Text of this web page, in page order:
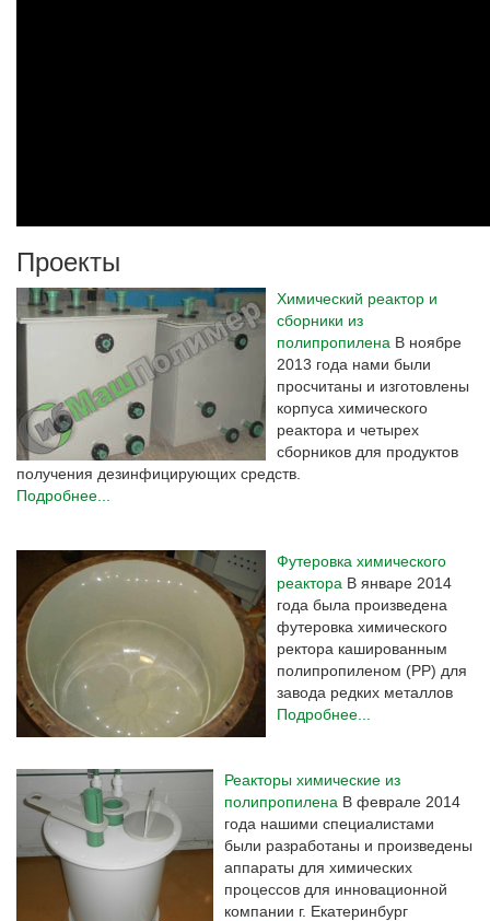
Проекты
Химический реактор и
сборники из
полипропилена В ноябре
2013 года нами были
просчитаны и изготовлены
корпуса химического
реактора и четырех
сборников для продуктов
получения дезинфицирующих средств.
Подробнее...
Футеровка химического
реактора В январе 2014
года была произведена
футеровка химического
ректора кашированным
полипропиленом (PP) для
завода редких металлов
Подробнее...
Реакторы химические из
полипропилена В феврале 2014
года нашими специалистами
были разработаны и произведены
аппараты для химических
процессов для инновационной
компании г. Екатеринбург